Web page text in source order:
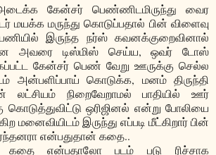
கேன்சர் பெண்ணிடமிருந்து வைர
மயக்க மருந்து கொடுப்பதால் பின் விளைவு
இருந்த நர்ஸ் கவனக்குறைவினால்
அவரை டிஸ்மிஸ் செய்ய, ஒவர் டோஸ்
கேன்சர் பெண் வேறு ஊருக்கு செல்ல
அன்பளிப்பாய் கொடுக்க, மனம் திருந்தி
நிறைவேறாமல் பாதியில் ஊர்
கொடுத்துவிட்டு ஒரிஜினல் என்று போலியை
மனைவியிடம் இருந்து எப்படி மீட்கிறார் பின்
என்பதுதான் கதை..
கதை என்பதாலோ படம் படு ரிச்சாக